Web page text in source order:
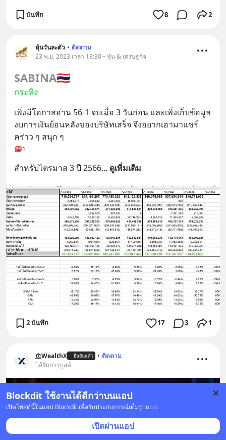
Blockdit ใช้งานได้ดีกว่าบนแอป
เปิดโพสต์นี้ในแอป Blockdit เพื่อรับประสบการณ์เต็มรูปแบบ
เปิดผ่านแอป
บันทึก 8 2
หุ้นวันละตัว • ติดตาม
23 พ.ย. 2023 เวลา 18:30 • หุ้น & เศรษฐกิจ
SABINA🇹🇭
กระทิง
เพิ่งมีโอกาสอ่าน 56-1 จบเมื่อ 3 วันก่อน และเพิ่งเก็บข้อมูล
งบการเงินย้อนหลังของบริษัทเสร็จ จึงอยากเอามาแชร์
คร่าว ๆ สนุก ๆ
1
สำหรับไตรมาส 3 ปี 2566... ดูเพิ่มเติม
2 บันทึก 17 3 1
WealthX ยืนยันแล้ว • ติดตาม
ได้รับการบูสต์